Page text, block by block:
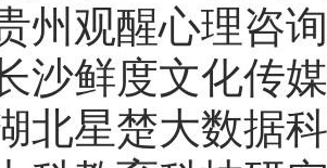
州观醒心理咨
沙鲜度文化传
北星楚大数据